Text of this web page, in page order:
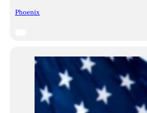
Phoenix